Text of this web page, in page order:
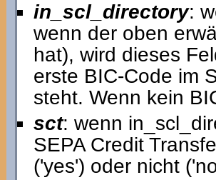
in_scl_directory:
wenn der oben
hat), wird dieses
erste BIC-Code im
steht. Wenn kein
sct: wenn
SEPA Credit
('yes') oder nicht